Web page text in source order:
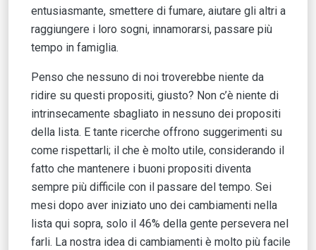
entusiasmante, smettere di fumare, aiutare gli altri a
raggiungere i loro sogni, innamorarsi, passare più
tempo in famiglia.
Penso che nessuno di noi troverebbe niente da
ridire su questi propositi, giusto? Non c’è niente di
intrinsecamente sbagliato in nessuno dei propositi
della lista. E tante ricerche offrono suggerimenti su
come rispettarli; il che è molto utile, considerando il
fatto che mantenere i buoni propositi diventa
sempre più difficile con il passare del tempo. Sei
mesi dopo aver iniziato uno dei cambiamenti nella
lista qui sopra, solo il 46% della gente persevera nel
farli. La nostra idea di cambiamenti è molto più facile